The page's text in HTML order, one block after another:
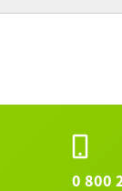
0 800